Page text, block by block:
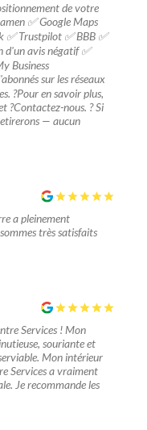
de votre
✅ Google Maps
✅ Trustpilot ✅ BBB ✅
d'un avis négatif ✅
Business
sur les réseaux
?Pour en savoir plus,
?Contactez-nous. ? Si
— aucun
a pleinement
très satisfaits
Services ! Mon
souriante et
Mon intérieur
Services a vraiment
Je recommande les